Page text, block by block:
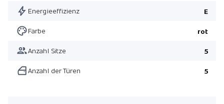
Energieeffizienz E
Farbe rot
Anzahl Sitze 5
Anzahl der Türen 5